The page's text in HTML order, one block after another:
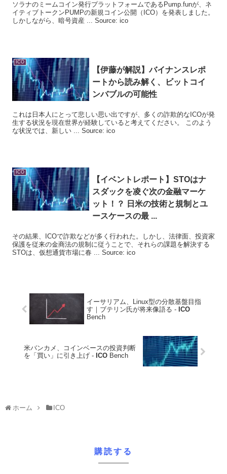
ソラナのミームコイン発行プラットフォームであるPump.funが、ネ
イティブトークンPUMPの新規コイン公開（ICO）を発表しました。
しかしながら、暗号資産 ... Source: ico
ICO
【伊藤が解説】バイナンスレポ
ートから読み解く、ビットコイ
ンバブルの可能性
これは日本人にとって悲しい思い出ですが、多くの詐欺的なICOが発
生する状況を現在世界が経験していると考えてください。 このよう
な状況では、新しい ... Source: ico
ICO
【イベントレポート】STOはナ
スダックを凌ぐ次の金融マーケ
ット！？ 日米の技術と規制とユ
ースケースの最 ...
その結果、ICOで詐欺などが多く行われた。しかし、法律面、投資家
保護を従来の金商法の規制に従うことで、それらの課題を解決する
STOは、仮想通貨市場に春 ... Source: ico
イーサリアム、Linux型の分散基盤目指
す｜ブテリン氏が将来像語る - ICO
Bench
米バンカメ、コインベースの投資判断
を「買い」に引き上げ - ICO Bench
ホーム ICO
購読する